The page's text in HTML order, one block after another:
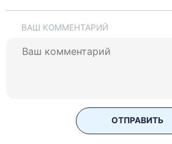
ВАШ КОММЕНТАРИЙ
ОТПРАВИТЬ